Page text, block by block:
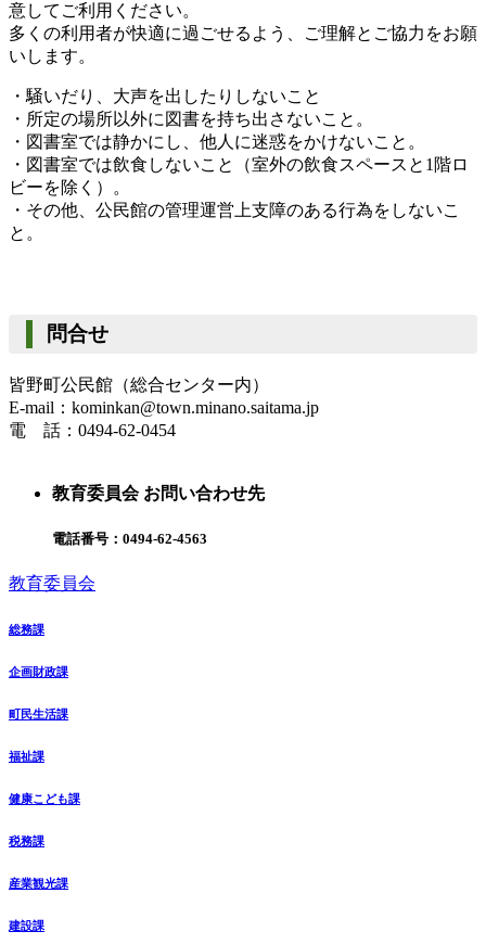
意してご利用ください。
多くの利用者が快適に過ごせるよう、ご理解とご協力をお願
いします。
・騒いだり、大声を出したりしないこと
・所定の場所以外に図書を持ち出さないこと。
・図書室では静かにし、他人に迷惑をかけないこと。
・図書室では飲食しないこと（室外の飲食スペースと1階ロ
ビーを除く）。
・その他、公民館の管理運営上支障のある行為をしないこ
と。
問合せ
皆野町公民館（総合センター内）
E-mail：kominkan@town.minano.saitama.jp
電 話：0494-62-0454
教育委員会 お問い合わせ先
電話番号： 0494-62-4563
教育委員会
総務課
企画財政課
町民生活課
福祉課
健康こども課
税務課
産業観光課
建設課